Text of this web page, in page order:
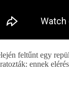
feltűnt egy
ennek